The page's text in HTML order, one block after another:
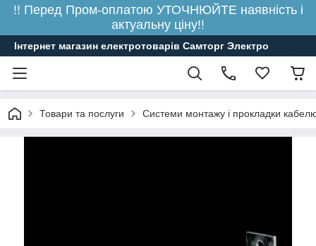
!! Перед Пром-оплатою УТОЧНЮЙТЕ наявність і
актуальну ціну!!
Інтернет магазин електротоварів Самторг Электро
Товари та послуги Системи монтажу і прокладки